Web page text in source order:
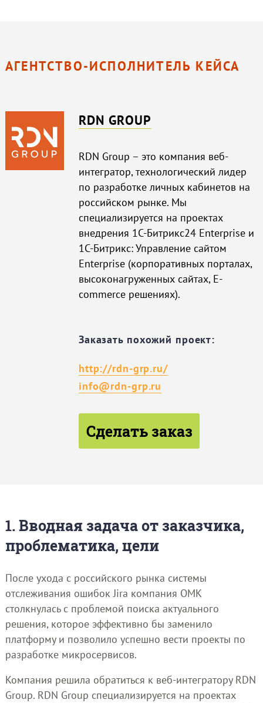
АГЕНТСТВО-ИСПОЛНИТЕЛЬ КЕЙСА
RDN GROUP
RDN Group – это компания веб-
интегратор, технологический лидер
по разработке личных кабинетов на
российском рынке. Мы
специализируется на проектах
внедрения 1С-Битрикс24 Enterprise и
1С-Битрикс: Управление сайтом
Enterprise (корпоративных порталах,
высоконагруженных сайтах, E-
commerce решениях).
Заказать похожий проект:
http://rdn-grp.ru/
info@rdn-grp.ru
Сделать заказ
1. Вводная задача от заказчика,
проблематика, цели
После ухода с российского рынка системы
отслеживания ошибок Jira компания ОМК
столкнулась с проблемой поиска актуального
решения, которое эффективно бы заменило
платформу и позволило успешно вести проекты по
разработке микросервисов.
Компания решила обратиться к веб-интегратору RDN
Group. RDN Group специализируется на проектах